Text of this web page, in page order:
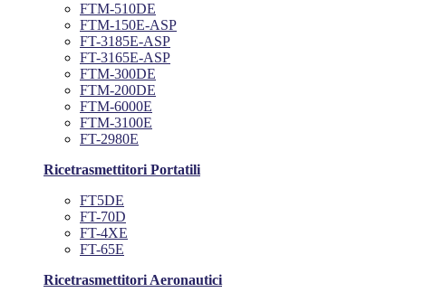
FTM-510DE
FTM-150E-ASP
FT-3185E-ASP
FT-3165E-ASP
FTM-300DE
FTM-200DE
FTM-6000E
FTM-3100E
FT-2980E
Ricetrasmettitori Portatili
FT5DE
FT-70D
FT-4XE
FT-65E
Ricetrasmettitori Aeronautici